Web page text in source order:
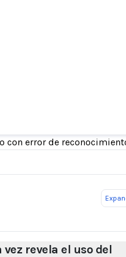
con error de
facial a
revela el uso del